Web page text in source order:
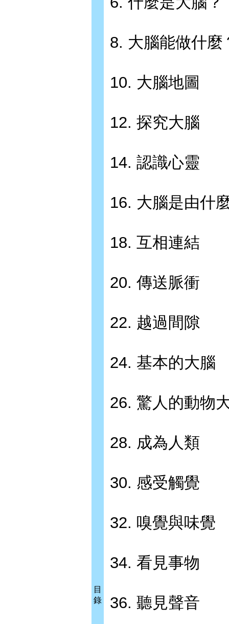
目
錄
8. 大腦能做什麼
10. 大腦地圖
12. 探究大腦
14. 認識心靈
16. 大腦是由什
18. 互相連結
20. 傳送脈衝
22. 越過間隙
24. 基本的大腦
26. 驚人的動物
28. 成為人類
30. 感受觸覺
32. 嗅覺與味覺
34. 看見事物
36. 聽見聲音